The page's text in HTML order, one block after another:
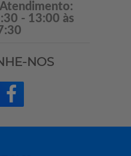
- 13:00 às
NOS